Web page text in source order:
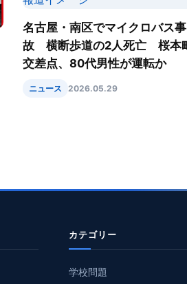
名古屋・南区でマイクロバス事
故 横断歩道の2人死亡 桜本
交差点、80代男性が運転か
ニュース 2026.05.29
カテゴリー
学校問題